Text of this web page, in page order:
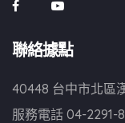
聯絡據點
40448 台中市北區
服務電話 04-2291-